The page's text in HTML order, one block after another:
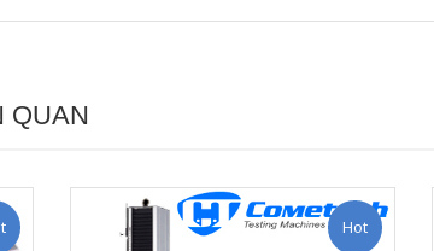
QUAN
Hot